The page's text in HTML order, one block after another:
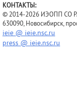
КОНТАКТЫ:
© 2014-2026 ИЭОПП СО
630090, Новосибирск,
ieie @ ieie.nsc.ru
press @ ieie.nsc.ru